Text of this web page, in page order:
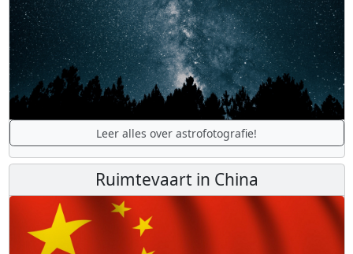
Leer alles over astrofotografie!
Ruimtevaart in China